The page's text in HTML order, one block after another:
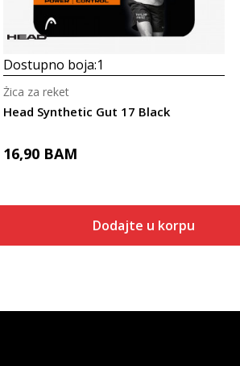
Dostupno boja:1
Head Synthetic Gut 17 Black
Žica za reket
16,90 BAM
Dodajte u korpu